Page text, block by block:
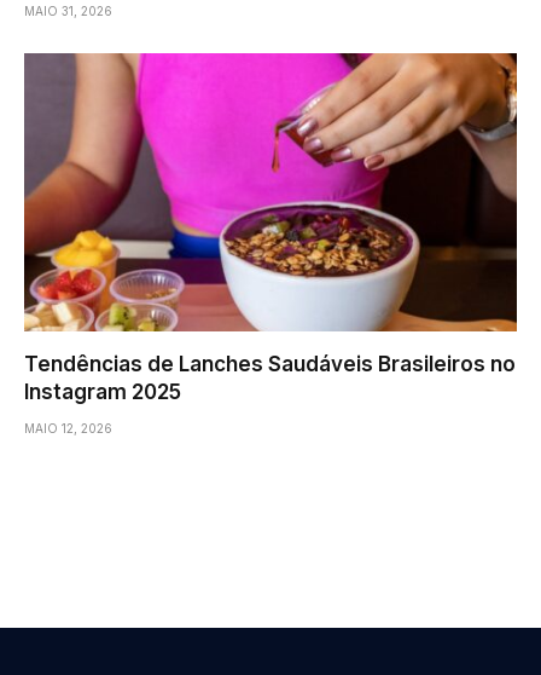
MAIO 31, 2026
Tendências de Lanches Saudáveis Brasileiros no
Instagram 2025
MAIO 12, 2026